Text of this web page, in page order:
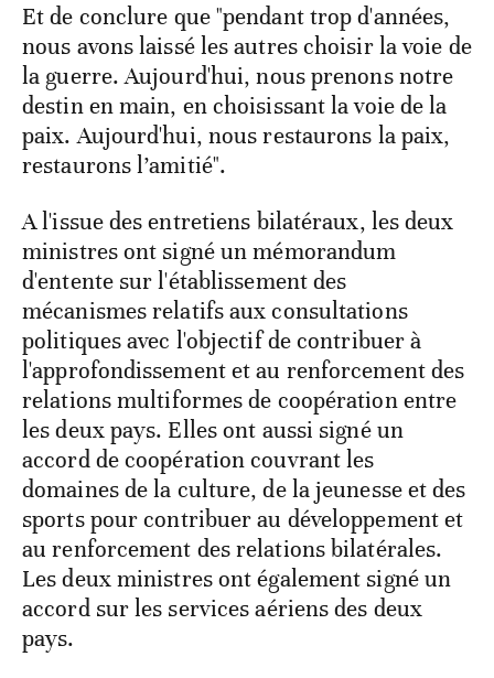
Et de conclure que "pendant trop d'années,
nous avons laissé les autres choisir la voie de
la guerre. Aujourd'hui, nous prenons notre
destin en main, en choisissant la voie de la
paix. Aujourd'hui, nous restaurons la paix,
restaurons l’amitié".
A l'issue des entretiens bilatéraux, les deux
ministres ont signé un mémorandum
d'entente sur l'établissement des
mécanismes relatifs aux consultations
politiques avec l'objectif de contribuer à
l'approfondissement et au renforcement des
relations multiformes de coopération entre
les deux pays. Elles ont aussi signé un
accord de coopération couvrant les
domaines de la culture, de la jeunesse et des
sports pour contribuer au développement et
au renforcement des relations bilatérales.
Les deux ministres ont également signé un
accord sur les services aériens des deux
pays.